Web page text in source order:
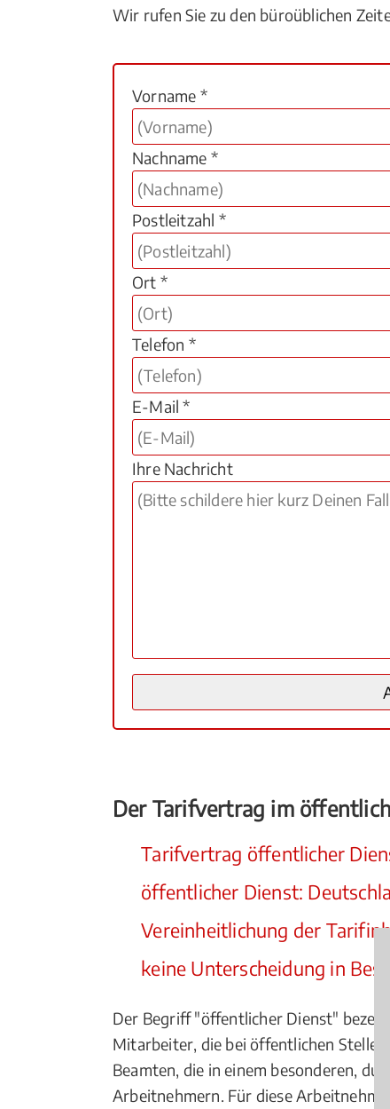
Wir rufen Sie zu den büroüblichen
Vorname *
Nachname *
Postleitzahl *
Ort *
Telefon *
E-Mail *
Ihre Nachricht
Der Tarifvertrag im
Tarifvertrag öffentlicher
öffentlicher Dienst:
Vereinheitlichung der
keine Unterscheidung in
Der Begriff "öffentlicher Dienst"
Mitarbeiter, die bei öffentlichen
Beamten, die in einem besonderen,
Arbeitnehmern. Für diese